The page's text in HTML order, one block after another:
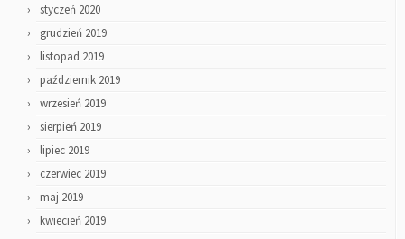
styczeń 2020
grudzień 2019
listopad 2019
październik 2019
wrzesień 2019
sierpień 2019
lipiec 2019
czerwiec 2019
maj 2019
kwiecień 2019